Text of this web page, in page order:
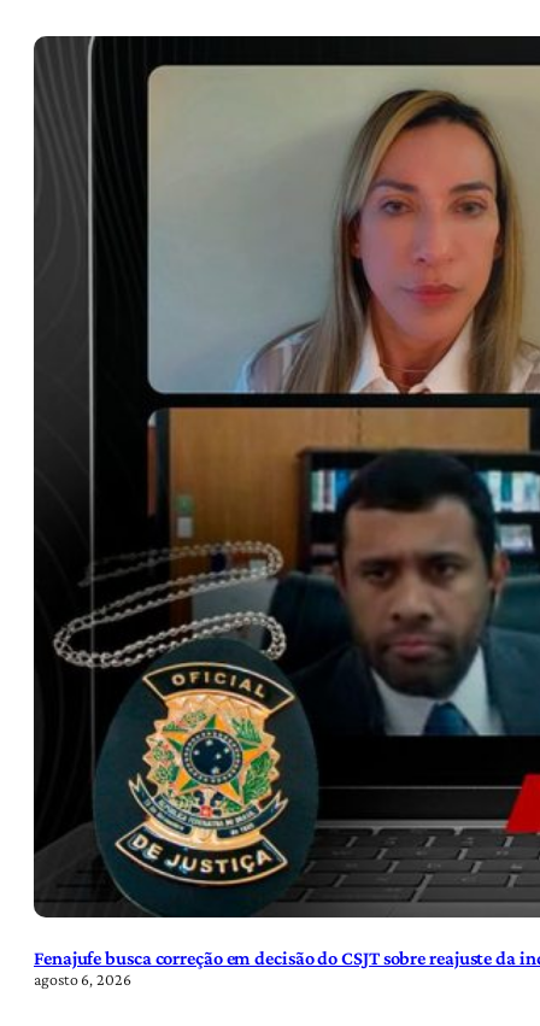
Fenajufe busca correção em decisão do CSJT sobre reajuste da
agosto 6, 2026